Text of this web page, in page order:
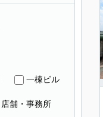
一棟ビル
店舗・事務所